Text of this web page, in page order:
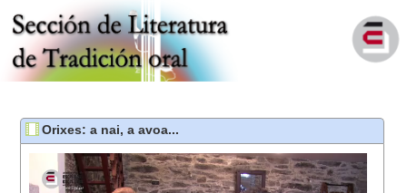
Orixes: a nai, a avoa...